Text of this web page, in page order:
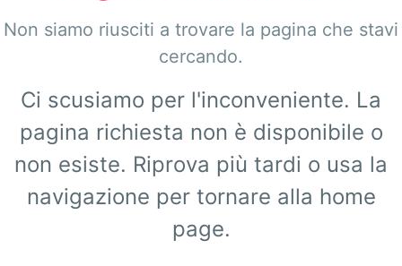
Non siamo riusciti a trovare la pagina che stavi
cercando.
Ci scusiamo per l'inconveniente. La
pagina richiesta non è disponibile o
non esiste. Riprova più tardi o usa la
navigazione per tornare alla home
page.